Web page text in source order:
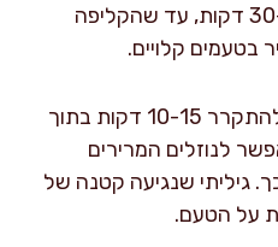
כל 7-8 דקות במשך 30-35 דקות, עד שהקליפה
בטעמים קלויים.
הניחו לחצילים הצרובים להתקרר 10-15 דקות בתוך
לנוזלים המרירים
גיליתי שנגיעה קטנה של
על הטעם.